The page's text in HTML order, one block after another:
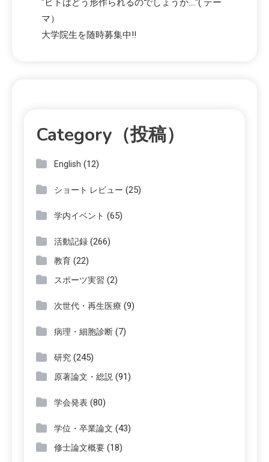
"ヒトはどう形作られるのでしょうか...."( テー
マ）
大学院生を随時募集中!!
Category（投稿）
English (12)
ショート レビュー (25)
学内イベント (65)
活動記録 (266)
教育 (22)
スポーツ実習 (2)
次世代・再生医療 (9)
病理・細胞診断 (7)
研究 (245)
原著論文・総説 (91)
学会発表 (80)
学位・卒業論文 (43)
修士論文概要 (18)